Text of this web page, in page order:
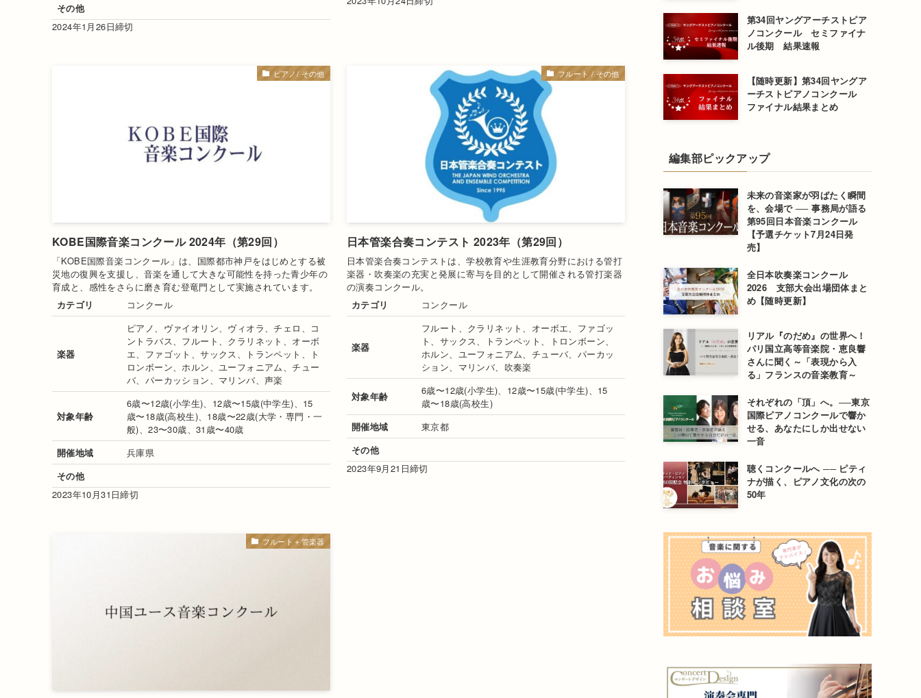
その他
2024年1月26日締切
ピアノ/ その他
KOBE国際音楽コンクール 2024年（第29回）
「KOBE国際音楽コンクール」は、国際都市神戸をはじめとする被
災地の復興を支援し、音楽を通して大きな可能性を持った青少年の
育成と、感性をさらに磨き育む登竜門として実施されています。
カテゴリ
コンクール
楽器
ピアノ、ヴァイオリン、ヴィオラ、チェロ、コ
ントラバス、フルート、クラリネット、オーボ
エ、ファゴット、サックス、トランペット、ト
ロンボーン、ホルン、ユーフォニアム、チュー
バ、パーカッション、マリンバ、声楽
対象年齢
6歳〜12歳(小学生)、12歳〜15歳(中学生)、15
歳〜18歳(高校生)、18歳〜22歳(大学・専門・一
般)、23〜30歳、31歳〜40歳
開催地域
兵庫県
その他
2023年10月31日締切
フルート / その他
日本管楽合奏コンテスト 2023年（第29回）
日本管楽合奏コンテストは、学校教育や生涯教育分野における管打
楽器・吹奏楽の充実と発展に寄与を目的として開催される管打楽器
の演奏コンクール。
カテゴリ
コンクール
楽器
フルート、クラリネット、オーボエ、ファゴッ
ト、サックス、トランペット、トロンボーン、
ホルン、ユーフォニアム、チューバ、パーカッ
ション、マリンバ、吹奏楽
対象年齢
6歳〜12歳(小学生)、12歳〜15歳(中学生)、15
歳〜18歳(高校生)
開催地域
東京都
その他
2023年9月21日締切
フルート＋管楽器
第34回ヤングアーチストピア
ノコンクール セミファイナ
ル後期 結果速報
【随時更新】第34回ヤングア
ーチストピアノコンクール
ファイナル結果まとめ
編集部ピックアップ
未来の音楽家が羽ばたく瞬間
を、会場で ── 事務局が語る
第95回日本音楽コンクール
【予選チケット7月24日発
売】
全日本吹奏楽コンクール
2026 支部大会出場団体まと
め【随時更新】
リアル『のだめ』の世界へ！
パリ国立高等音楽院・恵良響
さんに聞く～「表現から入
る」フランスの音楽教育～
それぞれの「頂」へ。──東京
国際ピアノコンクールで響か
せる、あなたにしか出せない
一音
聴くコンクールへ ── ピティ
ナが描く、ピアノ文化の次の
50年